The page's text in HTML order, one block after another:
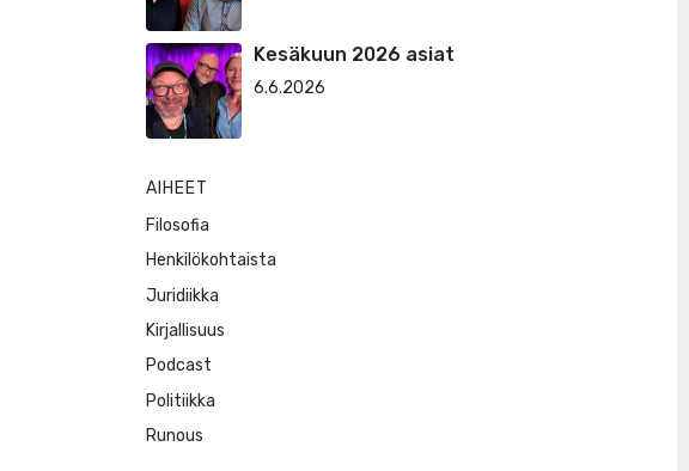
Kesäkuun 2026 asiat
6.6.2026
AIHEET
Filosofia
Henkilökohtaista
Juridiikka
Kirjallisuus
Podcast
Politiikka
Runous